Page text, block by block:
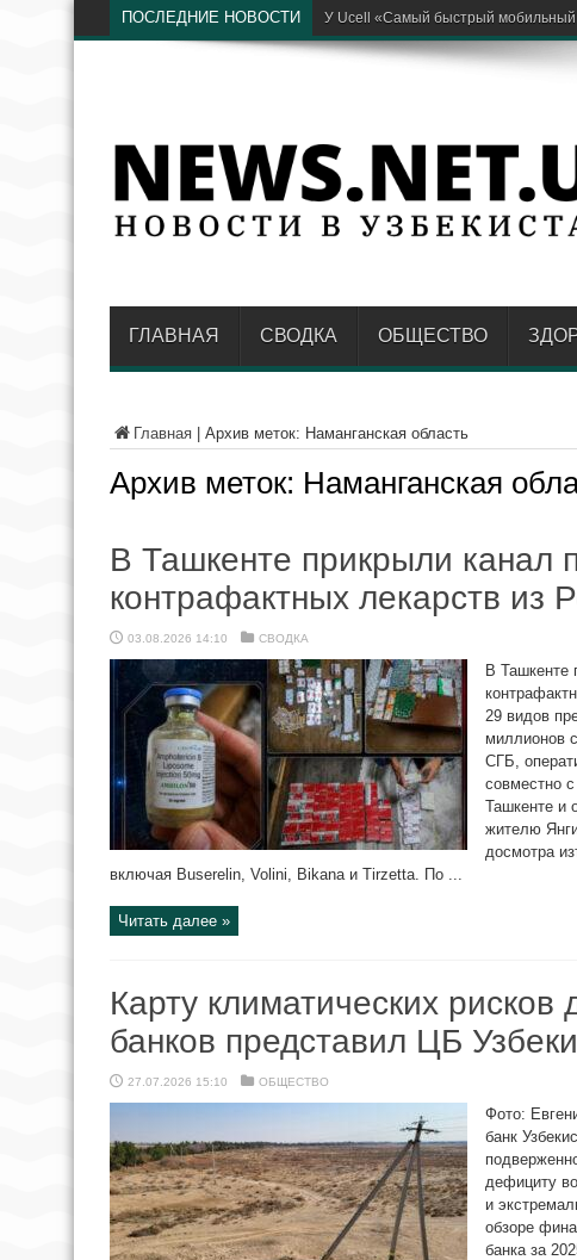
ПОСЛЕДНИЕ НОВОСТИ Глава районного энергопр
ГЛАВНАЯ СВОДКА ОБЩЕСТВО
Главная Архив меток: Наманганская область
Архив меток: Наманганская
В Ташкенте прикрыли канал
контрафактных лекарств из
03.08.2026 14:10 СВОДКА
В Ташкенте
29 видов
миллионов
СГБ,
совместно
Ташкенте и
жителю
досмотра
включая Buserelin, Volini, Bikana и Tirzetta. По ...
Читать далее »
Карту климатических рисков
банков представил ЦБ
27.07.2026 15:10 ОБЩЕСТВО
Фото:
банк
дефициту
и
обзоре
банка за